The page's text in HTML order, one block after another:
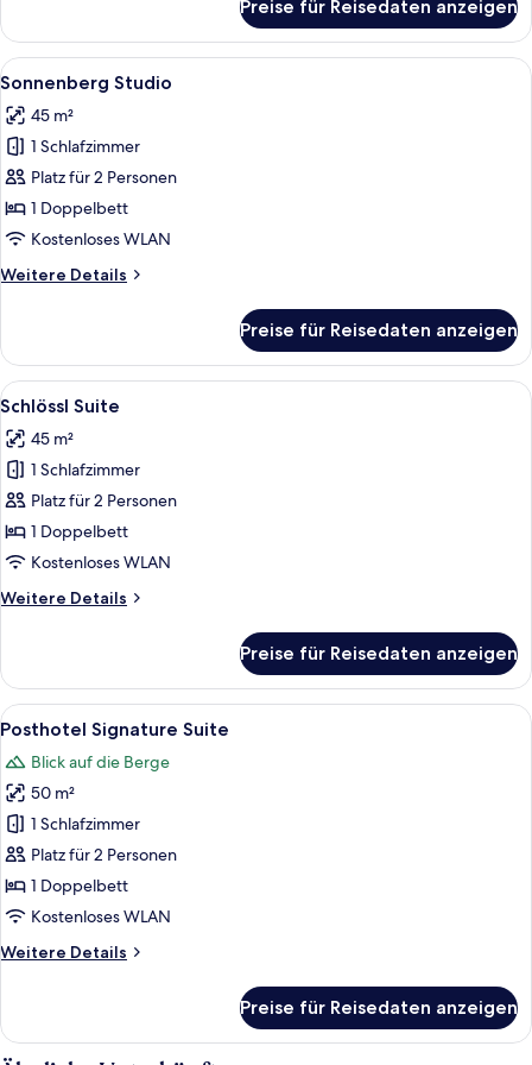
Zimmer
Preise für Reisedaten anzeigen
Alle
Fotos
für
Sonnenberg
Studio
anzeigen
Ein gemütliches Wohnzimmer mit
4
Sonnenberg Studio
45 m²
1 Schlafzimmer
Platz für 2 Personen
1 Doppelbett
Kostenloses WLAN
Weitere Details
Weitere
Studio
Preise für Reisedaten anzeigen
Alle
Fotos
für
Schlössl
Suite
anzeigen
Ein gemütliches Wohnzimmer mit
4
Schlössl Suite
45 m²
1 Schlafzimmer
Platz für 2 Personen
1 Doppelbett
Kostenloses WLAN
Weitere Details
Weitere
Suite
Preise für Reisedaten anzeigen
Alle
Fotos
für
Posthotel
Signature
Suite
anzeigen
Ein modernes Hotelzimmer mit
5
Posthotel Signature Suite
Blick auf die Berge
50 m²
1 Schlafzimmer
Platz für 2 Personen
1 Doppelbett
Kostenloses WLAN
Weitere Details
Weitere
Signature
Suite
Preise für Reisedaten anzeigen